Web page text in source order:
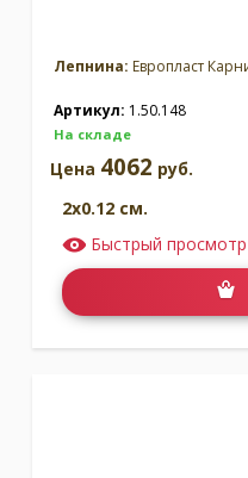
Лепнина: Европласт
Артикул: 1.50.148
На складе
Цена 4062 руб.
2x0.12 см.
Быстрый просмотр